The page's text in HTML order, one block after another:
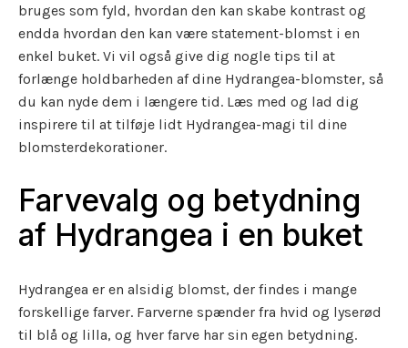
bruges som fyld, hvordan den kan skabe kontrast og
endda hvordan den kan være statement-blomst i en
enkel buket. Vi vil også give dig nogle tips til at
forlænge holdbarheden af dine Hydrangea-blomster, så
du kan nyde dem i længere tid. Læs med og lad dig
inspirere til at tilføje lidt Hydrangea-magi til dine
blomsterdekorationer.
Farvevalg og betydning
af Hydrangea i en buket
Hydrangea er en alsidig blomst, der findes i mange
forskellige farver. Farverne spænder fra hvid og lyserød
til blå og lilla, og hver farve har sin egen betydning.